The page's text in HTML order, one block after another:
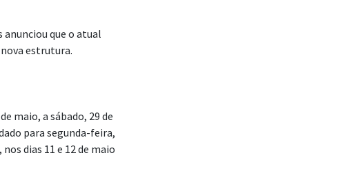
anunciou que o atual
estrutura.
maio, a sábado, 29 de
para segunda-feira,
dias 11 e 12 de maio